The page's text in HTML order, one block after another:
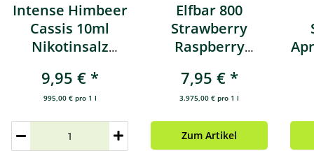
Intense Himbeer
Cassis 10ml
Nikotinsalz
9,95 € *
995,00 € pro 1 l
Elfbar 800
Strawberry
Raspberry
Einweg E-
Zigarette 20mg
7,95 € *
3.975,00 € pro 1 l
Zum Artikel